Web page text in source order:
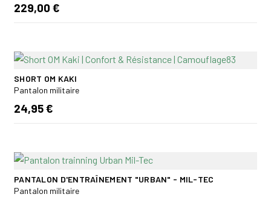
229,00 €
SHORT OM KAKI
Pantalon militaire
24,95 €
PANTALON D'ENTRAÎNEMENT "URBAN" - MIL-TEC
Pantalon militaire